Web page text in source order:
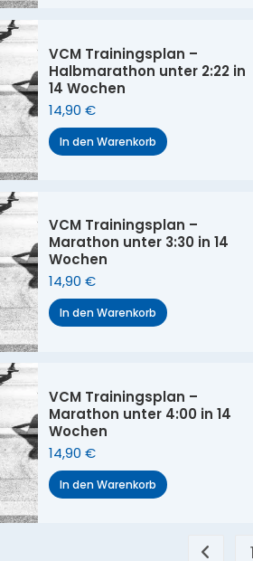
VCM Trainingsplan –
Halbmarathon unter 2:22 in
14 Wochen
14,90€
In den Warenkorb
VCM Trainingsplan –
Marathon unter 3:30 in 14
Wochen
14,90€
In den Warenkorb
VCM Trainingsplan –
Marathon unter 4:00 in 14
Wochen
14,90€
In den Warenkorb
1